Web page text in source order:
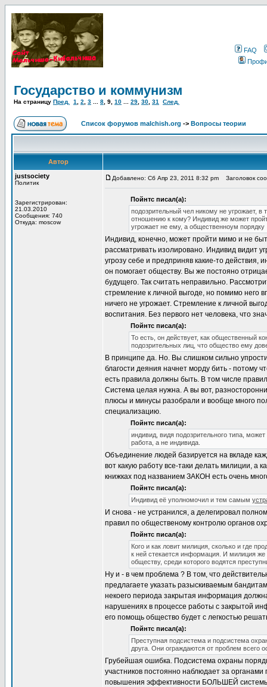
FAQ
Государство и коммунизм
На страницу Пред. 1 2 3 8 9 10 29 30 31 След.
Список форумов malchish.org -> Вопросы теории
Автор
justsociety
Политик
Зарегистрирован:
21.03.2010
Сообщения: 740
Откуда: moscow
Добавлено: Сб Апр 23, 2011 8:32 pm Заголовок
Пойнтс писал(а):
подозрительный чел никому не угрожает, в
отношению к кому? Индивид же может
угрожает не ему, а общественноум порядку
Индивид, конечно, может пройти мимо и не
рассматривать изолировано. Индивид видит
угрозу себе и предприняв какие-то действия,
он помогает обществу. Вы же постояно
будущего. Так считать неправильно.
стремление к личной выгоде, но помимо него
ничего не угрожает. Стремление к личной
воспитания. Без первого нет человека, что
Пойнтс писал(а):
То есть, он действует, как общественный
подозрительных лиц, что общество ему
В принципе да. Но. Вы слишком сильно
благости деяния начнет морду бить - потому
есть правила должны быть. В том числе
Система целая нужна. А вы вот,
плюсы и минусы разобрали и вообще много
специализацию.
Пойнтс писал(а):
индивид, видя подозрительного типа,
работа, а не индивида.
Объединение людей базируется на вкладе
вот какую работу все-таки делать милиции, а
книжках под названием ЗАКОН есть очень
Пойнтс писал(а):
Индивид её уполномочил и тем самым
И снова - не устранился, а делегировал
правил по общественому контролю органов
Пойнтс писал(а):
Кого и как ловит милиция, сколько и где
к ней стекается информация. И милиция
обществу, среди которого водятся
Ну и - в чем проблема ? В том, что
предлагаете указать разыскиваемым
некоего периода закрытая информация
нарушениях в процессе работы с закрытой
его помощь общество будет с легкостью
Пойнтс писал(а):
Преступная подсистема и подсистема
друга. Они ограждаются от проблем всего
Грубейшая ошибка. Подсистема охраны
участников постоянно наблюдает за
повышения эффективности БОЛЬШЕЙ системы